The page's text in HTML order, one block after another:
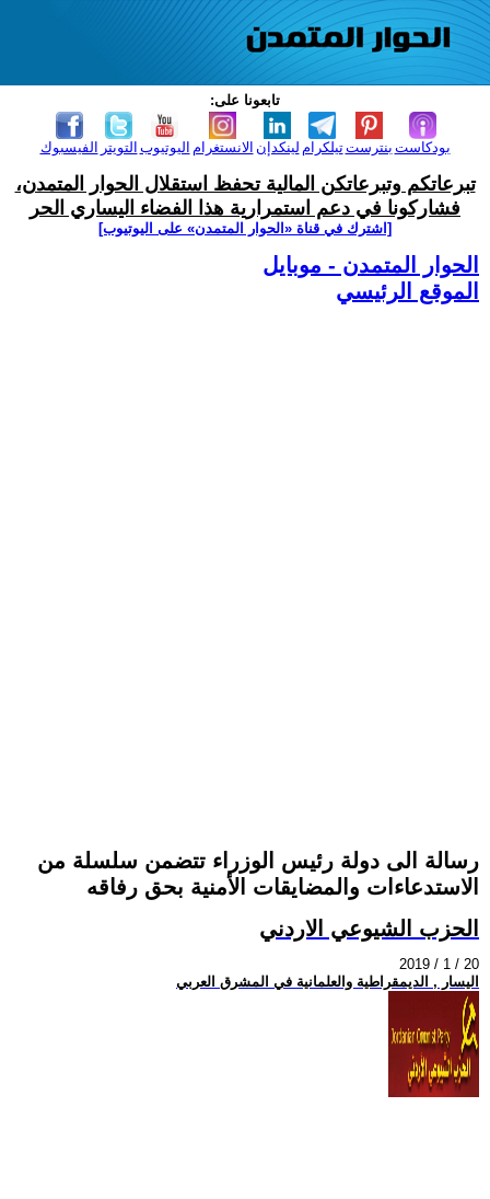
تابعونا على:
الفيسبوك التويتر اليوتيوب الانستغرام لينكدإن تيلكرامبنترست بودكاست
تبرعاتكم وتبرعاتكن المالية تحفظ استقلال الحوار المتمدن،
فشاركونا في دعم استمرارية هذا الفضاء اليساري الحر
[اشترك في قناة ‫«الحوار المتمدن» على اليوتيوب]
الحوار المتمدن - موبايل
الموقع الرئيسي
رسالة الى دولة رئيس الوزراء تتضمن سلسلة من
الاستدعاءات والمضايقات الأمنية بحق رفاقه
الحزب الشيوعي الاردني
2019 / 1 / 20
اليسار , الديمقراطية والعلمانية في المشرق العربي